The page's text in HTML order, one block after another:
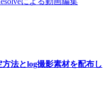
法とlog撮影素材を配布し